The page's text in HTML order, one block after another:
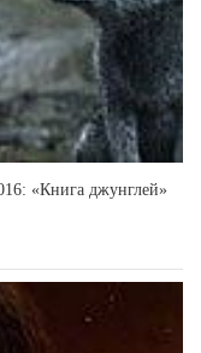
«Книга джунглей»